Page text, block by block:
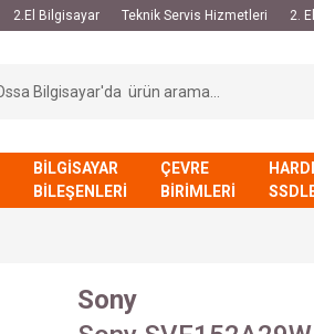
2.El Bilgisayar Teknik Servis Hizmetleri 2.
BİLGİSAYAR
BİLEŞENLERİ
ÇEVRE
BİRİMLERİ
Sony